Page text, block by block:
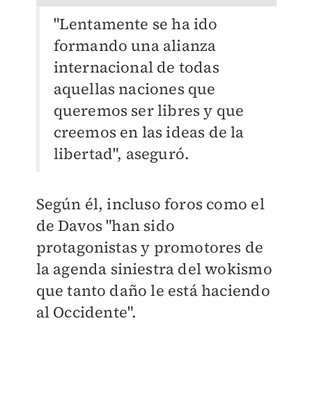
"Lentamente se ha ido
formando una alianza
internacional de todas
aquellas naciones que
queremos ser libres y que
creemos en las ideas de la
libertad", aseguró.
Según él, incluso foros como el
de Davos "han sido
protagonistas y promotores de
la agenda siniestra del wokismo
que tanto daño le está haciendo
al Occidente".